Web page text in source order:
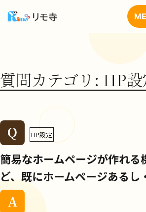
ッ
プ
質問カテゴリ: HP設
Q HP設定
簡易なホームページが作れる
ど、既にホームページあるし
A